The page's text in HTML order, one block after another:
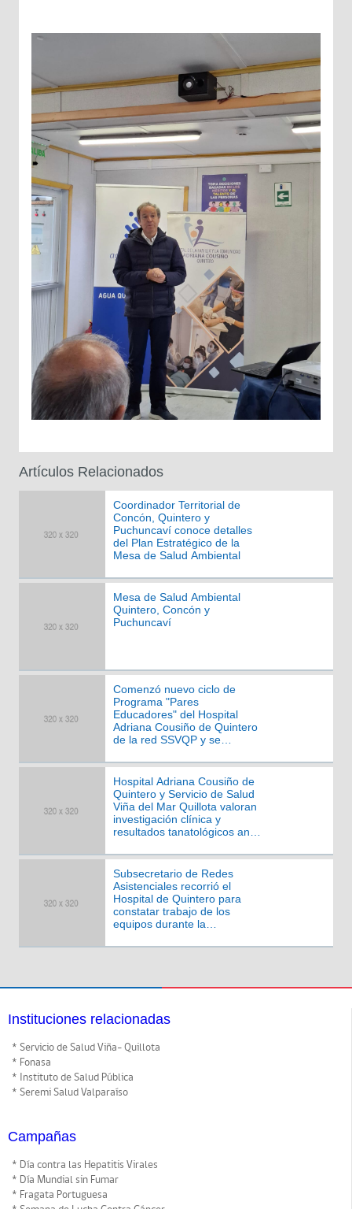
Artículos Relacionados
Coordinador Territorial de
Concón, Quintero y
Puchuncaví conoce detalles
del Plan Estratégico de la
Mesa de Salud Ambiental
Mesa de Salud Ambiental
Quintero, Concón y
Puchuncaví
Comenzó nuevo ciclo de
Programa "Pares
Educadores" del Hospital
Adriana Cousiño de Quintero
de la red SSVQP y se
Puchuncaví
Hospital Adriana Cousiño de
Quintero y Servicio de Salud
Viña del Mar Quillota valoran
investigación clínica y
resultados tanatológicos ante
paciente
Subsecretario de Redes
Asistenciales recorrió el
Hospital de Quintero para
constatar trabajo de los
equipos durante la
Instituciones relacionadas
* Servicio de Salud Viña- Quillota
* Fonasa
* Instituto de Salud Pública
* Seremi Salud Valparaíso
Campañas
* Día contra las Hepatitis Virales
* Día Mundial sin Fumar
* Fragata Portuguesa